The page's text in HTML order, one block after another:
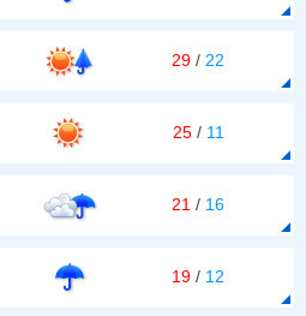
29 / 22
25/ 11
21 / 16
19 / 12